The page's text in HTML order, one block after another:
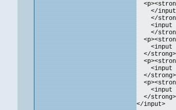
</
</
<input
</
<input
</
<input
</
<input
</
</input>